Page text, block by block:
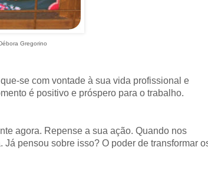
Gregorino
se com vontade à sua vida profissional e
é positivo e próspero para o trabalho.
agora. Repense a sua ação. Quando nos
pensou sobre isso? O poder de transformar